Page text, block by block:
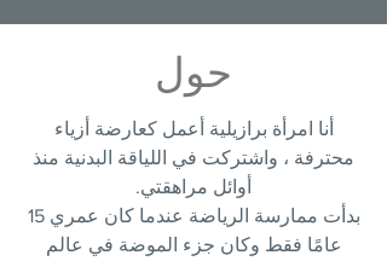
حول
أنا امرأة برازيلية أعمل كعارضة أزياء
محترفة ، واشتركت في اللياقة البدنية منذ
أوائل مراهقتي.
بدأت ممارسة الرياضة عندما كان عمري 15
عامًا فقط وكان جزء الموضة في عالم